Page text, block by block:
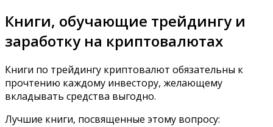
Книги, обучающие трейдингу и
заработку на криптовалютах
Книги по трейдингу криптовалют обязательны к
прочтению каждому инвестору, желающему
вкладывать средства выгодно.
Лучшие книги, посвященные этому вопросу: